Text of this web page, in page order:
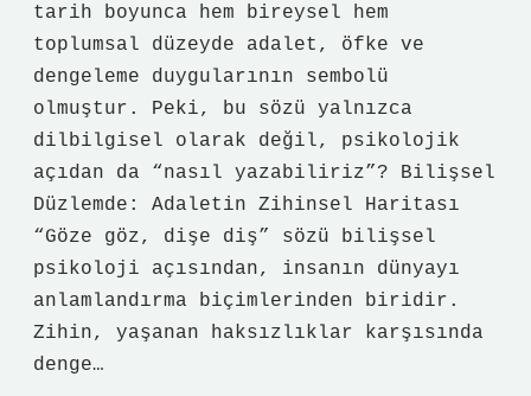
tarih boyunca hem bireysel hem
toplumsal düzeyde adalet, öfke ve
dengeleme duygularının sembolü
olmuştur. Peki, bu sözü yalnızca
dilbilgisel olarak değil, psikolojik
açıdan da “nasıl yazabiliriz”? Bilişsel
Düzlemde: Adaletin Zihinsel Haritası
“Göze göz, dişe diş” sözü bilişsel
psikoloji açısından, insanın dünyayı
anlamlandırma biçimlerinden biridir.
Zihin, yaşanan haksızlıklar karşısında
denge…